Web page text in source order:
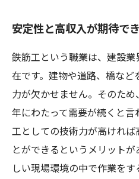
安定性と高収入が期待で
鉄筋工という職業は、建設
在です。建物や道路、橋な
力が欠かせません。そのた
年にわたって需要が続くと
工としての技術力が高けれ
とができるというメリット
しい現場環境の中で作業を